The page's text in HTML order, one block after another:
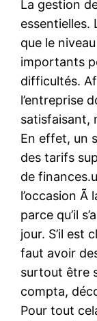
La gestion
essentielles.
que le
importants
difficultés.
l’entreprise
satisfaisant,
En effet, un
des tarifs
de
l’occasion Ã
parce qu’il
jour. S’il est
faut avoir
surtout être
compta,
Pour tout